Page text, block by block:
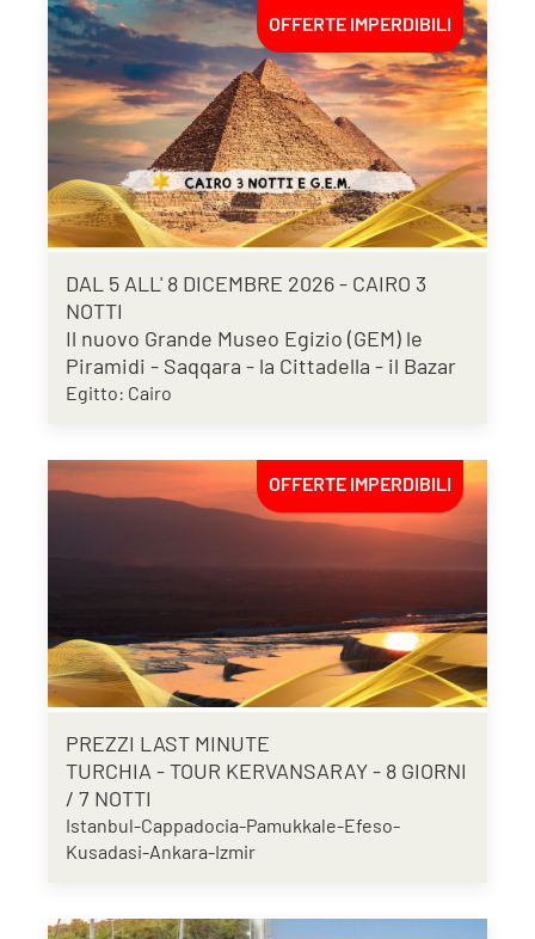
OFFERTE IMPERDIBILI
DAL 5 ALL' 8 DICEMBRE 2026 - CAIRO 3
NOTTI
Il nuovo Grande Museo Egizio (GEM) le
Piramidi - Saqqara - la Cittadella - il Bazar
Egitto: Cairo
OFFERTE IMPERDIBILI
PREZZI LAST MINUTE
TURCHIA - TOUR KERVANSARAY - 8 GIORNI
/ 7 NOTTI
Istanbul-Cappadocia-Pamukkale-Efeso-
Kusadasi-Ankara-Izmir